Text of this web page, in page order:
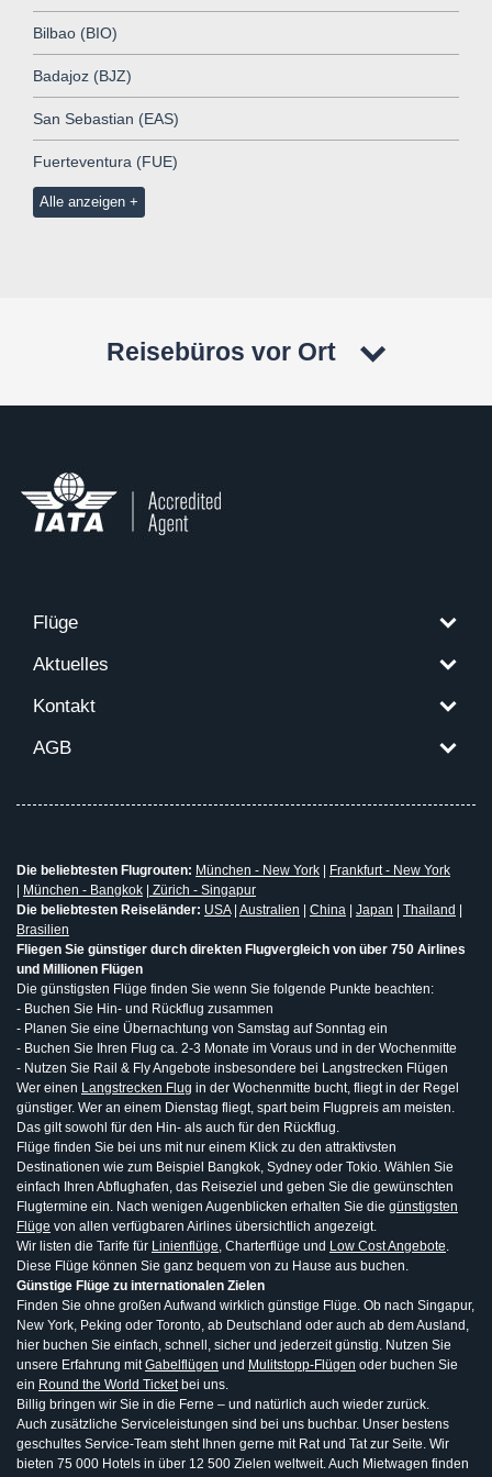
Bilbao (BIO)
Badajoz (BJZ)
San Sebastian (EAS)
Fuerteventura (FUE)
Alle anzeigen
Reisebüros vor Ort
Flüge
Aktuelles
Kontakt
AGB
Die beliebtesten Flugrouten: München - New York
Frankfurt - New York
München - Bangkok
Zürich - Singapur
Die beliebtesten Reiseländer: USA| Australien China Japan Thailand
Brasilien
Fliegen Sie günstiger durch direkten Flugvergleich von über 750 Airlines
und Millionen Flügen
Die günstigsten Flüge finden Sie wenn Sie folgende Punkte beachten:
- Buchen Sie Hin- und Rückflug zusammen
- Planen Sie eine Übernachtung von Samstag auf Sonntag ein
- Buchen Sie Ihren Flug ca. 2-3 Monate im Voraus und in der Wochenmitte
- Nutzen Sie Rail & Fly Angebote insbesondere bei Langstrecken Flügen
Wer einen Langstrecken Flug in der Wochenmitte bucht, fliegt in der Regel
günstiger. Wer an einem Dienstag fliegt, spart beim Flugpreis am meisten.
Das gilt sowohl für den Hin- als auch für den Rückflug.
Flüge finden Sie bei uns mit nur einem Klick zu den attraktivsten
Destinationen wie zum Beispiel Bangkok, Sydney oder Tokio. Wählen Sie
einfach Ihren Abflughafen, das Reiseziel und geben Sie die gewünschten
Flugtermine ein. Nach wenigen Augenblicken erhalten Sie die günstigsten
Flüge von allen verfügbaren Airlines übersichtlich angezeigt.
Wir listen die Tarife für Linienflüge, Charterflüge und Low Cost Angebote.
Diese Flüge können Sie ganz bequem von zu Hause aus buchen.
Günstige Flüge zu internationalen Zielen
Finden Sie ohne großen Aufwand wirklich günstige Flüge. Ob nach Singapur,
New York, Peking oder Toronto, ab Deutschland oder auch ab dem Ausland,
hier buchen Sie einfach, schnell, sicher und jederzeit günstig. Nutzen Sie
unsere Erfahrung mitGabelflügen und Mulitstopp-Flügen oder buchen Sie
ein Round the World Ticketbei uns.
Billig bringen wir Sie in die Ferne – und natürlich auch wieder zurück.
Auch zusätzliche Serviceleistungen sind bei uns buchbar. Unser bestens
geschultes Service-Team steht Ihnen gerne mit Rat und Tat zur Seite. Wir
bieten 75 000 Hotels in über 12 500 Zielen weltweit. Auch Mietwagen finden